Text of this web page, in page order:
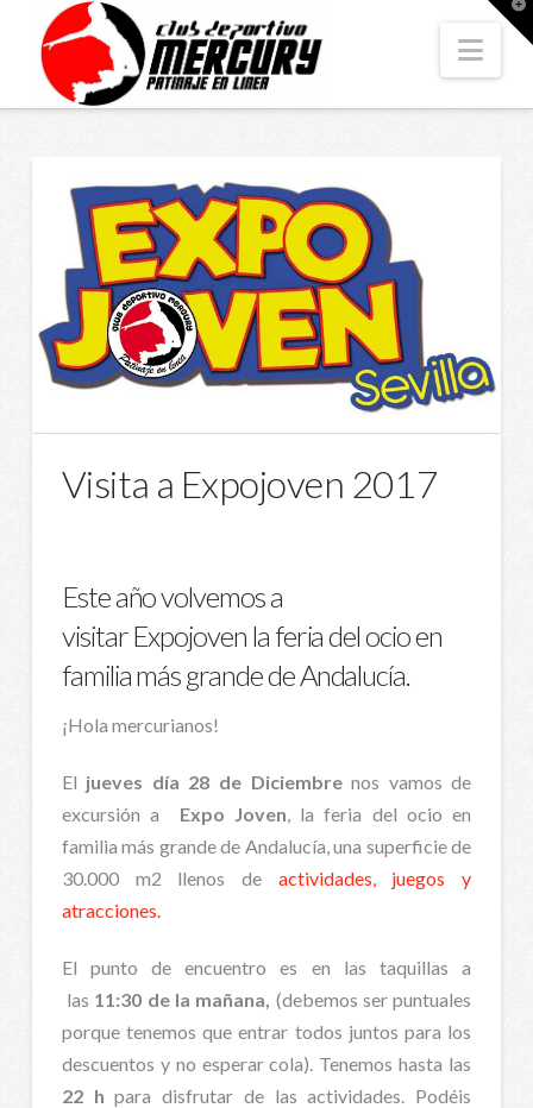
Visita a Expojoven 2017
Este año volvemos a
visitar Expojoven la feria del ocio en
familia más grande de Andalucía.
¡Hola mercurianos!
El jueves día 28 de Diciembrenos vamos de
excursión a Expo Joven, la feria del ocio en
familia más grande de Andalucía, una superficie de
30.000 m2 llenos de actividades, juegos y
atracciones.
El punto de encuentro es en las taquillas a
las 11:30 de la mañana, (debemos ser puntuales
porque tenemos que entrar todos juntos para los
descuentos y no esperar cola). Tenemos hasta las
22 h para disfrutar de las actividades. Podéis